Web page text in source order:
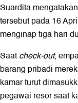
Suardita
tersebut pada 16
menginap tiga hari
Saatcheck-out,
barang pribadi
kamar turut
pegawai resor saat